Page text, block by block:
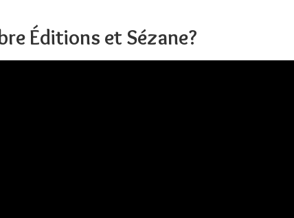
Éditions et Sézane?